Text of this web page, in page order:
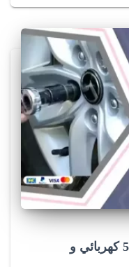
بنشر متنقل السالمي 50805535‬ كهربائي و